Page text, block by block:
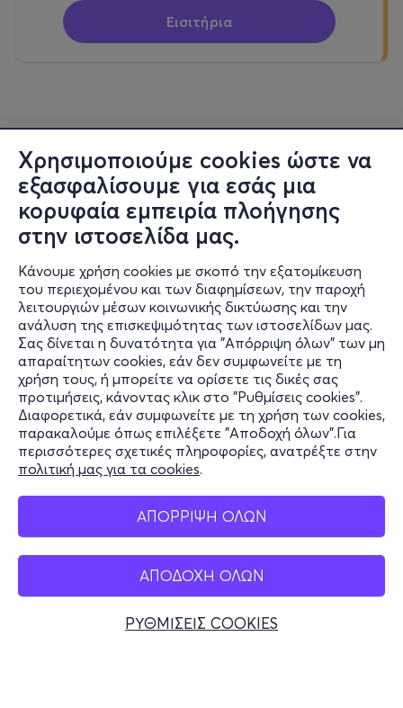
Χρησιμοποιούμε cookies ώστε να
εξασφαλίσουμε για εσάς μια
κορυφαία εμπειρία πλοήγησης
στην ιστοσελίδα μας.
Κάνουμε χρήση cookies με σκοπό την εξατομίκευση
του περιεχομένου και των διαφημίσεων, την παροχή
λειτουργιών μέσων κοινωνικής δικτύωσης και την
ανάλυση της επισκεψιμότητας των ιστοσελίδων μας.
Σας δίνεται η δυνατότητα για "Απόρριψη όλων" των μη
απαραίτητων cookies, εάν δεν συμφωνείτε με τη
χρήση τους, ή μπορείτε να ορίσετε τις δικές σας
προτιμήσεις, κάνοντας κλικ στο "Ρυθμίσεις cookies".
Διαφορετικά, εάν συμφωνείτε με τη χρήση των cookies,
παρακαλούμε όπως επιλέξετε "Αποδοχή όλων".Για
περισσότερες σχετικές πληροφορίες, ανατρέξτε στην
πολιτική μας για τα cookies.
ΑΠΟΡΡΙΨΗ ΟΛΩΝ
ΑΠΟΔΟΧΗ ΟΛΩΝ
ΡΥΘΜΙΣΕΙΣ COOKIES
Εισιτήρια
Πληροφορίες
Υποστήριξη
Stay Connected
Mobile app